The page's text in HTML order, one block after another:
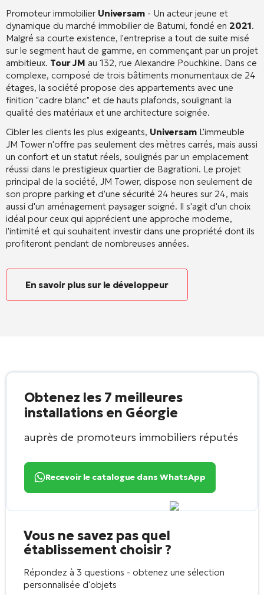
Promoteur immobilier Universam - Un acteur jeune et
dynamique du marché immobilier de Batumi, fondé en 2021.
Malgré sa courte existence, l'entreprise a tout de suite misé
sur le segment haut de gamme, en commençant par un projet
ambitieux. Tour JM au 132, rue Alexandre Pouchkine. Dans ce
complexe, composé de trois bâtiments monumentaux de 24
étages, la société propose des appartements avec une
finition "cadre blanc" et de hauts plafonds, soulignant la
qualité des matériaux et une architecture soignée.
Cibler les clients les plus exigeants, Universam L'immeuble
JM Tower n'offre pas seulement des mètres carrés, mais aussi
un confort et un statut réels, soulignés par un emplacement
réussi dans le prestigieux quartier de Bagrationi. Le projet
principal de la société, JM Tower, dispose non seulement de
son propre parking et d'une sécurité 24 heures sur 24, mais
aussi d'un aménagement paysager soigné. Il s'agit d'un choix
idéal pour ceux qui apprécient une approche moderne,
l'intimité et qui souhaitent investir dans une propriété dont ils
profiteront pendant de nombreuses années.
En savoir plus sur le développeur
Obtenez les 7 meilleures
installations en Géorgie
auprès de promoteurs immobiliers réputés
Recevoir le catalogue dans WhatsApp
Vous ne savez pas quel
établissement choisir ?
Répondez à 3 questions - obtenez une sélection
personnalisée d'objets